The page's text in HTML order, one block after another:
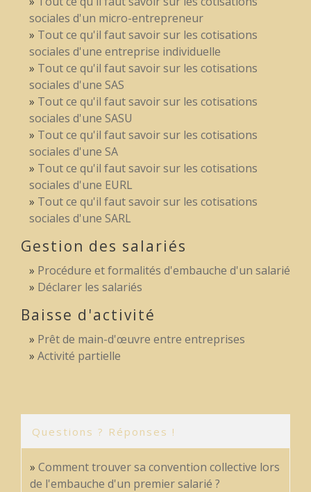
sociales d'un micro-entrepreneur
Tout ce qu'il faut savoir sur les cotisations
sociales d'une entreprise individuelle
Tout ce qu'il faut savoir sur les cotisations
sociales d'une SAS
Tout ce qu'il faut savoir sur les cotisations
sociales d'une SASU
Tout ce qu'il faut savoir sur les cotisations
sociales d'une SA
Tout ce qu'il faut savoir sur les cotisations
sociales d'une EURL
Tout ce qu'il faut savoir sur les cotisations
sociales d'une SARL
Gestion des salariés
Procédure et formalités d'embauche d'un salarié
Déclarer les salariés
Baisse d'activité
Prêt de main-d'œuvre entre entreprises
Activité partielle
Questions ? Réponses !
Comment trouver sa convention collective lors
de l'embauche d'un premier salarié ?